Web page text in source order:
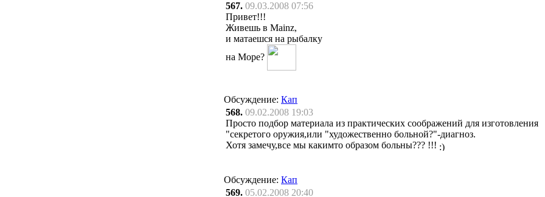
567. 09.03.2008 07:56
Привет!!!
Живешь в Mainz,
и матаешся на рыбалку
на Море?
Обсуждение: Кап
568. 09.02.2008 19:03
Просто подбор материала из практических соображений для изготовления
"секретого оружия,или "художественно больной?"-диагноз.
Хотя замечу,все мы какимто образом больны??? !!!
Обсуждение: Кап
569. 05.02.2008 20:40